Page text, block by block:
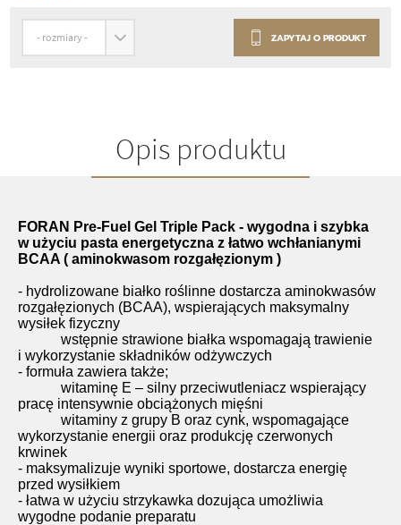
- rozmiary -  ZAPYTAJ O PRODUKT
Opis produktu
FORAN Pre-Fuel Gel Triple Pack - wygodna i szybka
w użyciu pasta energetyczna z łatwo wchłanianymi
BCAA ( aminokwasom rozgałęzionym )
- hydrolizowane białko roślinne dostarcza aminokwasów
rozgałęzionych (BCAA), wspierających maksymalny
wysiłek fizyczny
wstępnie strawione białka wspomagają trawienie
i wykorzystanie składników odżywczych
- formuła zawiera także;
witaminę E – silny przeciwutleniacz wspierający
pracę intensywnie obciążonych mięśni
witaminy z grupy B oraz cynk, wspomagające
wykorzystanie energii oraz produkcję czerwonych
krwinek
- maksymalizuje wyniki sportowe, dostarcza energię
przed wysiłkiem
- łatwa w użyciu strzykawka dozująca umożliwia
wygodne podanie preparatu